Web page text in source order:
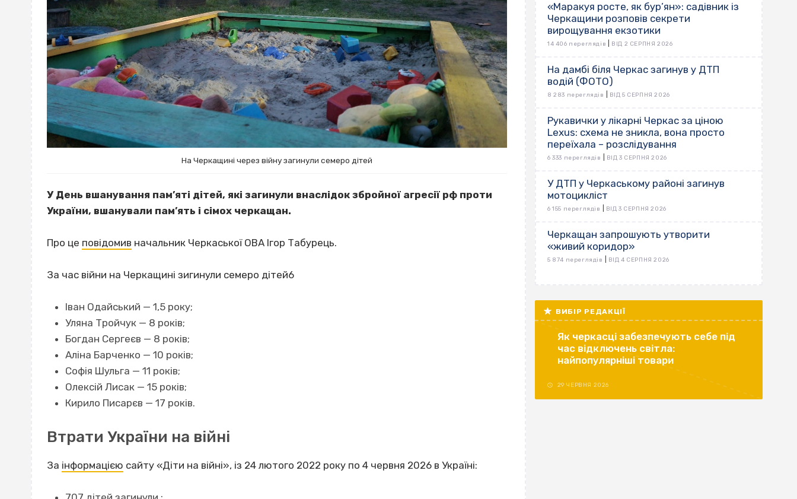
На Черкащині через війну загинули семеро дітей
У День вшанування пам’яті дітей, які загинули внаслідок збройної агресії рф проти
України, вшанували пам’ять і сімох черкащан.
Про це повідомив начальник Черкаської ОВА Ігор Табурець.
За час війни на Черкащині зигинули семеро дітей6
Іван Одайський — 1,5 року;
Уляна Тройчук — 8 років;
Богдан Сергеєв — 8 років;
Аліна Барченко — 10 років;
Софія Шульга — 11 років;
Олексій Лисак — 15 років;
Кирило Писарєв — 17 років.
Втрати України на війні
За інформацією сайту «Діти на війні», із 24 лютого 2022 року по 4 червня 2026 в Україні:
«Маракуя росте, як бур’ян»: садівник із
Черкащини розповів секрети
вирощування екзотики
14 406 переглядів ВІД 2 СЕРПНЯ 2026
На дамбі біля Черкас загинув у ДТП
водій (ФОТО)
8 283 переглядів ВІД 5 СЕРПНЯ 2026
Рукавички у лікарні Черкас за ціною
Lexus: схема не зникла, вона просто
переїхала – розслідування
6 333 переглядів ВІД 3 СЕРПНЯ 2026
У ДТП у Черкаському районі загинув
мотоцикліст
6 155 переглядів ВІД 3 СЕРПНЯ 2026
Черкащан запрошують утворити
«живий коридор»
5 874 переглядів ВІД 4 СЕРПНЯ 2026
ВИБІР РЕДАКЦІЇ
Як черкасці забезпечують себе під
час відключень світла:
найпопулярніші товари
29 ЧЕРВНЯ 2026